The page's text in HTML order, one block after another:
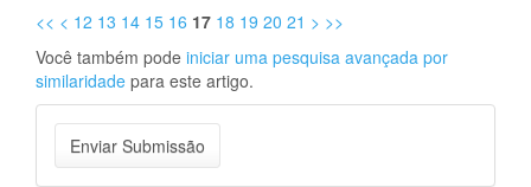
<< < 12 13 14 15 16 17 18 19 20 21 > >>
Você também pode iniciar uma pesquisa avançada por
similaridade para este artigo.
Enviar
Submissão
Enviar Submissão